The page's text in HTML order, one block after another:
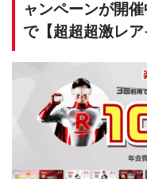
ャンペーンが開
で【超超超激レア